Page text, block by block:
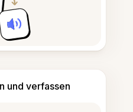
und verfassen